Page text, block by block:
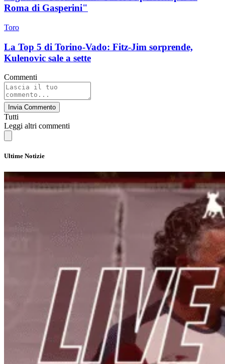
Roma di Gasperini"
Toro
La Top 5 di Torino-Vado: Fitz-Jim sorprende,
Kulenovic sale a sette
Commenti
Invia Commento
Tutti
Leggi altri commenti
Ultime Notizie